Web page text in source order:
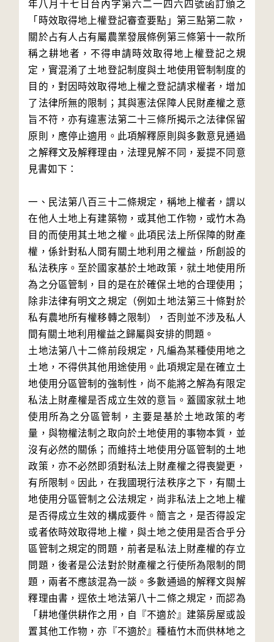
年八月十七日台內字第六二一四六四號函訂頒之
「時效取得地上權登記審查要點」第三點第二款，
關於占有人占有屬農業發展條例第三條第十一款所
稱之耕地者，不得申請時效取得地上權登記之規
定，實混淆了土地登記制度與土地使用管制制度的
目的，對因時效取得地上權之登記請求權者，增加
了法律所無的限制；其與憲法保障人民財產權之意
旨不符，亦有違憲法第二十三條所揭示之法律保留
原則，應停止適用。此項解釋原則與多數意見通過
之解釋文及解釋理由，法理見解不同，爰提不同意
見書如下：
一、民法第八百三十二條規定，稱地上權者，謂以
在他人土地上有建築物，或其他工作物，或竹木為
目的而使用其土地之權。此項民法上所保障的財產
權，係針對私人間有關土地利用之權益，所創設的
私法秩序。至於國家基於土地政策，就土地使用所
為之分區管制，目的是在於確保土地的合理使用；
除非法律有明文之規定（例如土地法第三十條對於
私有農地所有權移轉之限制），否則並不涉及私人
間有關土地利用權益之歸屬與安排的問題。
土地法第八十二條前段規定，凡編為某種使用地之
土地，不得供其他用途使用。此項規定是在確立土
地使用分區管制的強制性，尚不能將之解為有限定
私法上財產權是否成立生效的意旨。蓋國家就土地
使用所為之分區管制，主要是基於土地政策的考
量，與物權法制之取向於土地使用的事物本質，並
沒有必然的關係；而維持土地使用分區管制的土地
政策，亦不必然即須對私法上財產權之得喪變更，
有所限制。因此，在我國現行法秩序之下，有關土
地使用分區管制之公法規定，尚非私法上之地上權
是否得成立生效的構成要件。簡言之，是否得設定
或者依時效取得地上權，與土地之使用是否合乎分
區管制之規定的問題，前者是私法上財產權的存立
問題，後者是公法對於財產權之行使所為限制的問
題，兩者不應該混為一談。多數通過的解釋文與解
釋理由書，逕依土地法第八十二條之規定，而認為
「耕地僅供耕作之用，自『不適於』建築房屋或設
置其他工作物，亦『不適於』種植竹木而供林地之